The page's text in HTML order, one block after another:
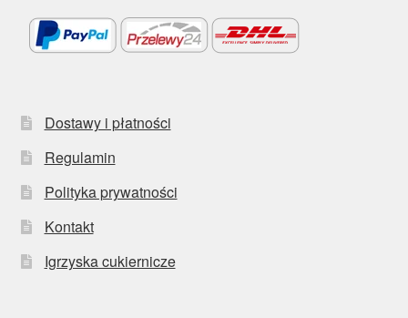
Dostawy i płatności
Regulamin
Polityka prywatności
Kontakt
Igrzyska cukiernicze